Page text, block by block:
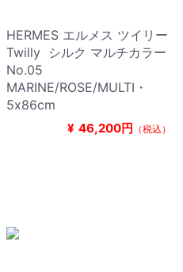
HERMES エルメス ツイリー
Twilly シルク マルチカラー
No.05
MARINE/ROSE/MULTI・
5x86cm
¥ 46,200円 （税込）